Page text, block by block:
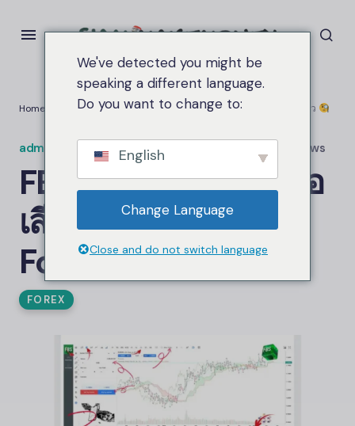
Home FBS เริ่มต้น $5 ข้อดี ข้อเสียสำหรับผู้เริ่มต้น – Forex Broker รีวิว
admin.siammakemoney บน 1.8K views
FBSเริ่มต้น $5 ข้อดี ข้อ
เสียสำหรับผู้เริ่มต้น –
Forex Broker รีวิว
FOREX
We've detected you might be
speaking a different language.
Do you want to change to:
English
Change Language
Close and do not switch language